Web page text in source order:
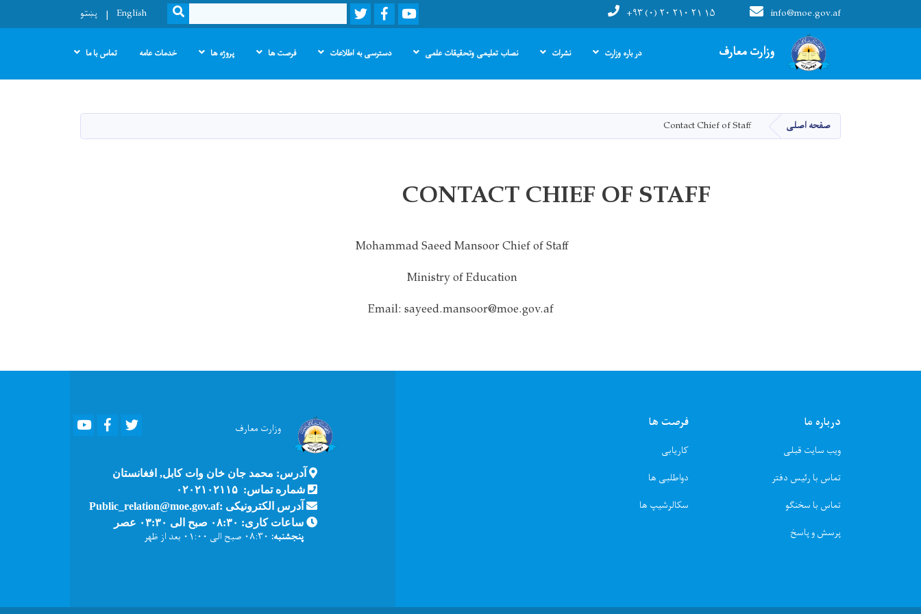
content
info@moe.gov.af +۹۳ (۰) ۲۰ ۲۱۰ ۲۱ ۱۵ Youtube
Facebook
Twitter
Search
SEARCH
English پښتو
وزارت معارف
Main navigation
در باره وزارت نشرات نصاب تعلیمی وتحقیقات علمی دسترسی به اطلاعات فرصت ها پروژه ها خدمات عامه تماس با ما
صفحه اصلی Contact Chief of Staff
CONTACT CHIEF OF STAFF
Mohammad Saeed Mansoor Chief of Staff
Ministry of Education
Email: sayeed.mansoor@moe.gov.af
درباره ما
ویب سایت قبلی
تماس با رئیس دفتر
تماس با سخنگو
پرسش و پاسخ
فرصت ها
کاریابی
دواطلبی ها
سکالرشیپ ها
وزارت معارف Youtube Facebook
آدرس: محمد جان خان وات کابل, افغانستان
شماره تماس: ۰۲۰۲۱۰۲۱۱۵
آدرس الکترونیکی :Public_relation@moe.gov.af
ساعات کاری: ۰۸:۳۰ صبح الی ۰۳:۳۰ عصر
پنجشنبه: